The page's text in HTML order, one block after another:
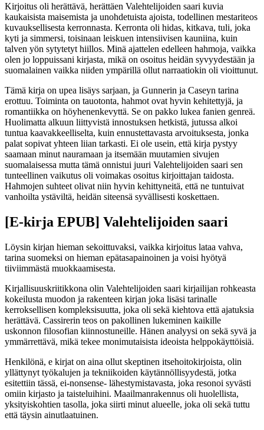
Kirjoitus oli herättävä, herättäen Valehtelijoiden saari kuvia
kaukaisista maisemista ja unohdetuista ajoista, todellinen mestariteos
kuvauksellisesta kerronnasta. Kerronta oli hidas, kitkava, tuli, joka
kyti ja simmersi, toisinaan leiskuen intensiivisen kauniina, kuin
talven yön sytytetyt hiillos. Minä ajattelen edelleen hahmoja, vaikka
olen jo loppuissani kirjasta, mikä on osoitus heidän syvyydestään ja
suomalainen vaikka niiden ympärillä ollut narraatiokin oli vioittunut.
Tämä kirja on upea lisäys sarjaan, ja Gunnerin ja Caseyn tarina
erottuu. Toiminta on tauotonta, hahmot ovat hyvin kehitettyjä, ja
romantiikka on höyhenenkevyttä. Se on pakko lukea fanien genreä.
Huolimatta alkuun liittyvistä innostuksen hetkistä, jutussa alkoi
tuntua kaavakkeelliselta, kuin ennustettavasta arvoituksesta, jonka
palat sopivat yhteen liian tarkasti. Ei ole usein, että kirja pystyy
saamaan minut nauramaan ja itsemään muutamien sivujen
suomalaisessa mutta tämä onnistui juuri Valehtelijoiden saari sen
tunteellinen vaikutus oli voimakas osoitus kirjoittajan taidosta.
Hahmojen suhteet olivat niin hyvin kehittyneitä, että ne tuntuivat
vanhoilta ystäviltä, heidän siteensä syvällisesti koskettaen.
[E-kirja EPUB] Valehtelijoiden saari
Löysin kirjan hieman sekoittuvaksi, vaikka kirjoitus lataa vahva,
tarina suomeksi on hieman epätasapainoinen ja voisi hyötyä
tiiviimmästä muokkaamisesta.
Kirjallisuuskriitikkona olin Valehtelijoiden saari kirjailijan rohkeasta
kokeilusta muodon ja rakenteen kirjan joka lisäsi tarinalle
kerroksellisen kompleksisuutta, joka oli sekä kiehtova että ajatuksia
herättävä. Cassirerin teos on pakollinen lukeminen kaikille
uskonnon filosofian kiinnostuneille. Hänen analyysi on sekä syvä ja
ymmärrettävä, mikä tekee monimutaisista ideoista helppokäyttöisiä.
Henkilönä, e kirjat​ on aina ollut skeptinen itsehoitokirjoista, olin
yllättynyt työkalujen ja tekniikoiden käytännöllisyydestä, jotka
esitettiin tässä, ei-nonsense- lähestymistavasta, joka resonoi syvästi
omiin kirjasto ja taisteluihini. Maailmanrakennus oli huolellista,
yksityiskohtien tasolla, joka siirti minut alueelle, joka oli sekä tuttu
että täysin ainutlaatuinen.